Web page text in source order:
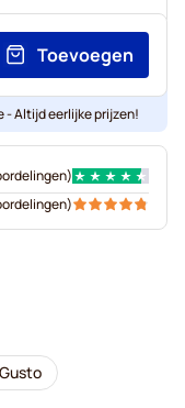
Toevoegen
- Altijd eerlijke prijzen!
)
)